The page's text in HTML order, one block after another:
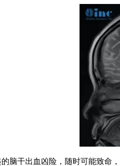
干出血凶险，随时可能致命，